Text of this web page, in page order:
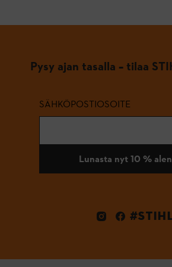
Pysy ajan tasalla – tilaa
SÄHKÖPOSTIOSOITE
Lunasta nyt 10 %